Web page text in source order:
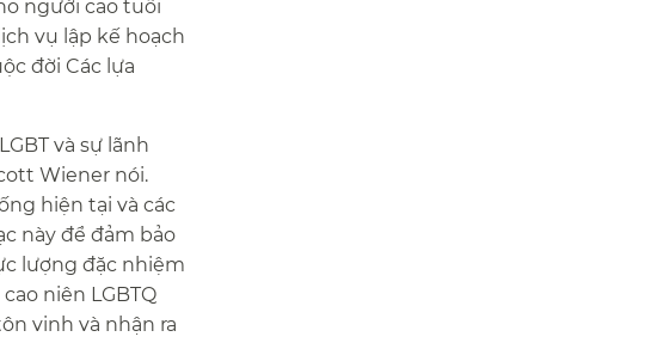
người cao tuổi
vụ lập kế hoạch
đời Các lựa
và sự lãnh
Wiener nói.
hiện tại và các
này để đảm bảo
lượng đặc nhiệm
niên LGBTQ
vinh và nhận ra